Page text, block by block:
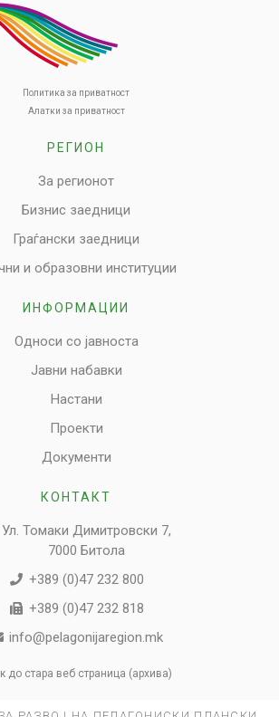
Политика за приватност
Алатки за приватност
РЕГИОН
За регионот
Бизнис заедници
Граѓански заедници
и образовни институции
ИНФОРМАЦИИ
Односи со јавноста
Јавни набавки
Настани
Проекти
Документи
КОНТАКТ
Ул. Томаки Димитровски 7,
7000 Битола
+389 (0)47 232 800
+389 (0)47 232 818
info@pelagonijaregion.mk
до стара веб страница (архива)